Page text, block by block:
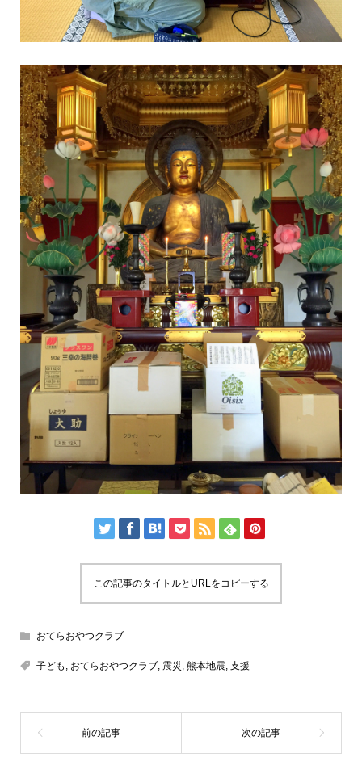
この記事のタイトルとURLをコピーする
おてらおやつクラブ
子ども , おてらおやつクラブ, 震災 , 熊本地震, 支援